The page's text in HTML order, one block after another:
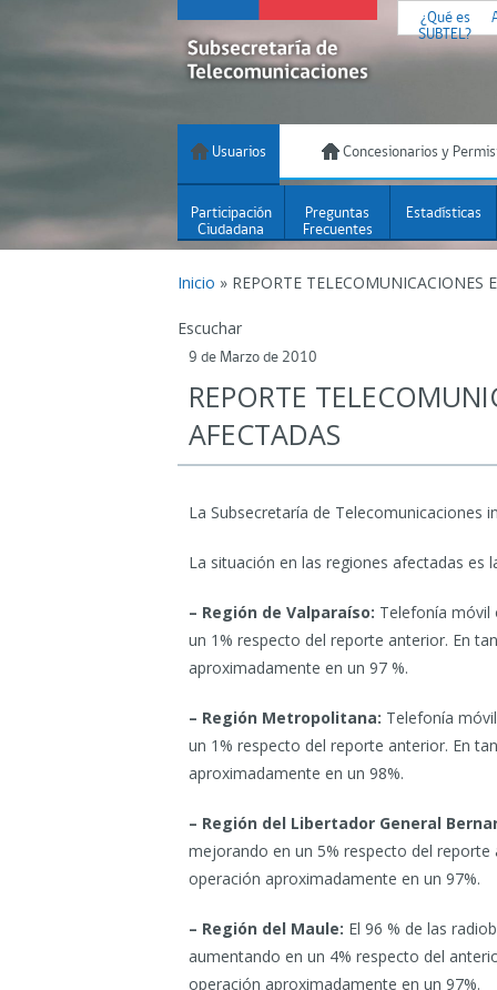
¿Qué es
SUBTEL?
Usuarios Concesionarios y
Participación
Ciudadana
Preguntas
Frecuentes
Estadísticas
Inicio » REPORTE TELECOMUNICACIONES
Escuchar
9 de Marzo de 2010
REPORTE
AFECTADAS
La Subsecretaría de Telecomunicaciones
La situación en las regiones afectadas es
– Región de Valparaíso: Telefonía móvil
un 1% respecto del reporte anterior. En
aproximadamente en un 97 %.
– Región Metropolitana: Telefonía
un 1% respecto del reporte anterior. En
aproximadamente en un 98%.
– Región del Libertador General
mejorando en un 5% respecto del
operación aproximadamente en un 97%.
– Región del Maule: El 96 % de las
aumentando en un 4% respecto del
operación aproximadamente en un 97%.